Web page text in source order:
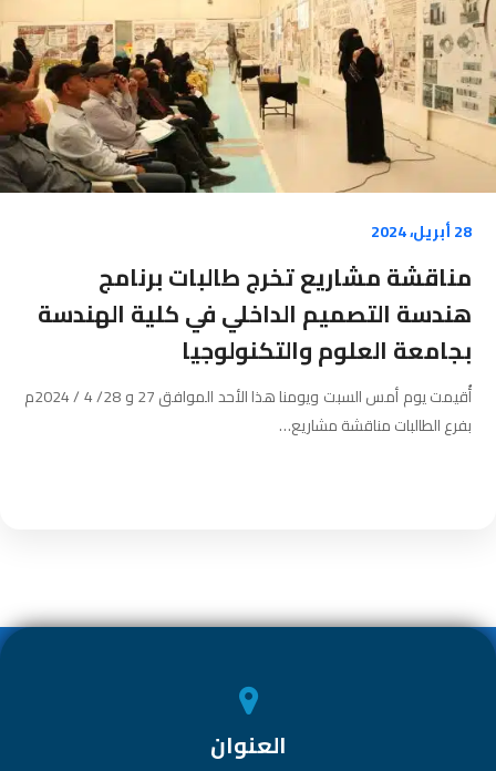
28 أبريل، 2024
مناقشة مشاريع تخرج طالبات برنامج
هندسة التصميم الداخلي في كلية الهندسة
بجامعة العلوم والتكنولوجيا
أُقيمت يوم أمس السبت ويومنا هذا الأحد الموافق 27 و 28/ 4 / 2024م
بفرع الطالبات مناقشة مشاريع…
العنوان